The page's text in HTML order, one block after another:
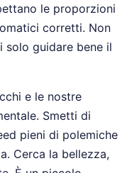
le proporzioni
corretti. Non
solo guidare bene il
e le nostre
Smetti di
pieni di polemiche
Cerca la bellezza,